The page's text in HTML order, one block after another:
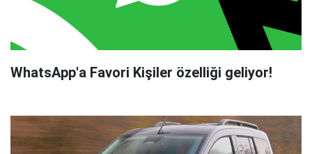
WhatsApp'a Favori Kişiler özelliği geliyor!